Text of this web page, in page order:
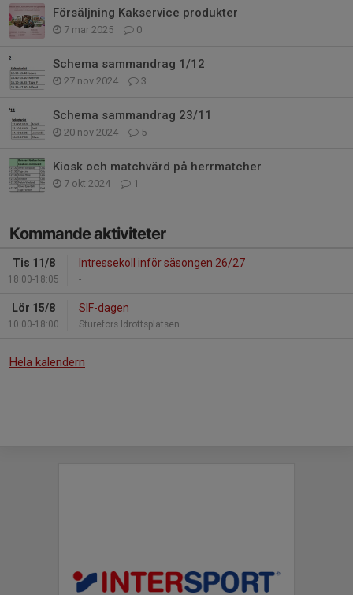
Försäljning Kakservice produkter
7 mar 2025 0
Schema sammandrag 1/12
27 nov 2024 3
Schema sammandrag 23/11
20 nov 2024 5
Kiosk och matchvärd på herrmatcher
7 okt 2024 1
Kommande aktiviteter
Tis 11/8
18:00-18:05
Intressekoll inför säsongen 26/27
-
Lör 15/8
10:00-18:00
SIF-dagen
Sturefors Idrottsplatsen
Hela kalendern